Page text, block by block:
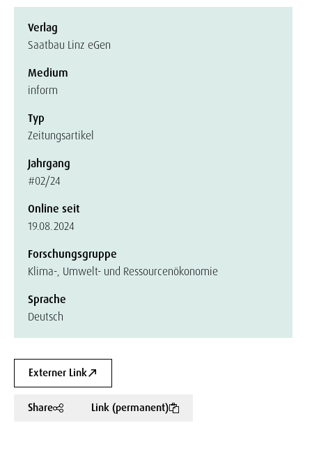
Verlag
Saatbau Linz eGen
Medium
inform
Typ
Zeitungsartikel
Jahrgang
#02/24
Online seit
19.08.2024
Forschungsgruppe
Klima-, Umwelt- und Ressourcenökonomie
Sprache
Deutsch
Externer Link
Share Link (permanent)